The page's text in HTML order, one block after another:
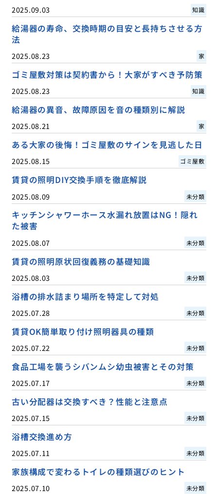
2025.09.03 知識
給湯器の寿命、交換時期の目安と長持ちさせる方
法
2025.08.23 家
ゴミ屋敷対策は契約書から！大家がすべき予防策
2025.08.23 知識
給湯器の異音、故障原因を音の種類別に解説
2025.08.21 家
ある大家の後悔！ゴミ屋敷のサインを見逃した日
2025.08.15 ゴミ屋敷
賃貸の照明DIY交換手順を徹底解説
2025.08.09 未分類
キッチンシャワーホース水漏れ放置はNG！隠れ
た被害
2025.08.07 未分類
賃貸の照明原状回復義務の基礎知識
2025.08.03 未分類
浴槽の排水詰まり場所を特定して対処
2025.07.28 未分類
賃貸OK簡単取り付け照明器具の種類
2025.07.22 未分類
食品工場を襲うシバンムシ幼虫被害とその対策
2025.07.17 未分類
古い分配器は交換すべき？性能と注意点
2025.07.15 未分類
浴槽交換進め方
2025.07.11 未分類
家族構成で変わるトイレの種類選びのヒント
2025.07.10 未分類